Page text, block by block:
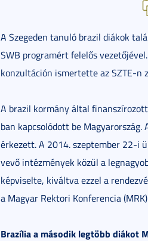
A Szegeden tanuló brazil diákok
SWB programért felelős
konzultáción ismertette az SZTE-n
A brazil kormány által
ban kapcsolódott be
érkezett. A 2014. szeptember 22-i
vevő intézmények közül a
képviselte, kiváltva ezzel a
a Magyar Rektori Konferencia
Brazília a második legtöbb diákot